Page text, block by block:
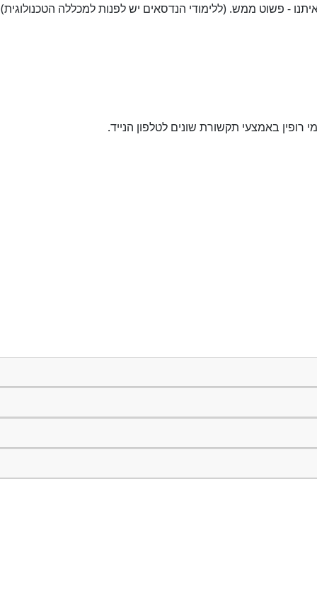
- פשוט ממש. (ללימודי הנדסאים יש לפנות למכללה הטכנולוגית)
באמצעי תקשורת שונים לטלפון הנייד.